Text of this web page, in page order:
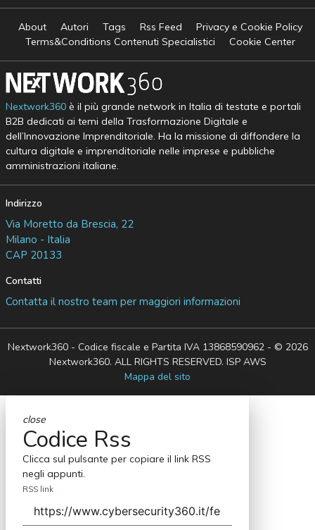
About Autori Tags Rss Feed
Privacy e Cookie Policy
Terms&Conditions Contenuti Specialistici
Cookie Center
Nextwork360è il più grande network in Italia di testate e portali
B2B dedicati ai temi della Trasformazione Digitale e
dell’Innovazione Imprenditoriale. Ha la missione di diffondere la
cultura digitale e imprenditoriale nelle imprese e pubbliche
amministrazioni italiane.
Indirizzo
Via Moretto da Brescia, 22
Milano - Italia
CAP 20133
Contatti
Contatta il nostro team per maggiori informazioni
Nextwork360 - Codice fiscale e Partita IVA 13868590962 - © 2026
Nextwork360. ALL RIGHTS RESERVED. ISP AWS
Mappa del sito
close
Codice Rss
Clicca sul pulsante per copiare il link RSS
negli appunti.
RSS link